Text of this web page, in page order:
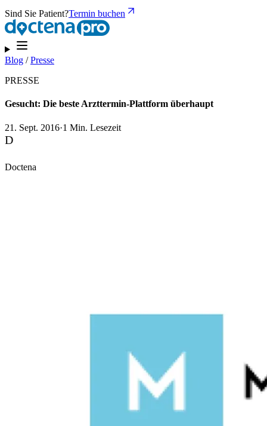
Sind Sie Patient?Termin buchen
Blog /Presse
PRESSE
Gesucht: Die beste Arzttermin-Plattform überhaupt
21. Sept. 2016·1 Min. Lesezeit
D
Doctena